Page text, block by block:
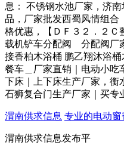
息： 不锈钢水池厂家，济
品，厂家批发西蜀风情组
格优惠，【ＤＦ３２．２Ｃ
载机铲车分配阀 分配阀厂
接香柏木浴桶 鹏乙翔沐浴
餐车＿厂家直销｜电动小吃
下床｜上下床生产厂家，衡
石狮复合门生产厂家｜买专
渭南供求信息 专业的电动
渭南供求信息发布平